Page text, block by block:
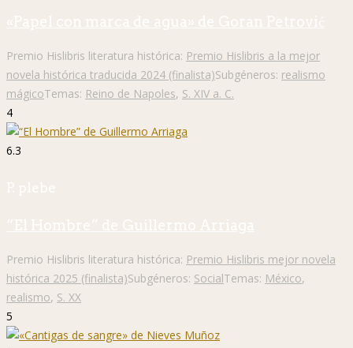
«Papel con marca de agua» de Goran Petrović
Premio Hislibris literatura histórica: Premio Hislibris a la mejor
novela histórica traducida 2024 (finalista)Subgéneros: realismo
mágicoTemas: Reino de Napoles, S. XIV a. C.
4
6.3
P. plebe
“El Hombre” de Guillermo Arriaga
Premio Hislibris literatura histórica: Premio Hislibris mejor novela
histórica 2025 (finalista)Subgéneros: SocialTemas: México,
realismo, S. XX
5